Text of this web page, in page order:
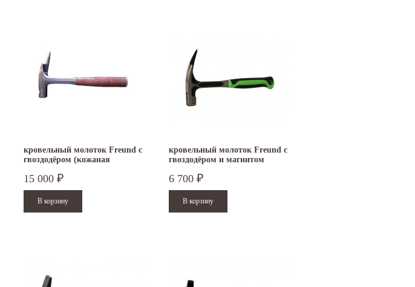
30.04.2025
30 апреля - работаем в обычном режиме с
01 по 04 мая - выходные дни с 05 по 07 мая
15.10.2024
Приглашаем посетить наш стенд на 30-й
Международной промышленной выставке...
кровельный молоток Freund с
гвоздодёром (кожаная
15 000 ₽
кровельный молоток Freund c
гвоздодёром и магнитом
6 700 ₽